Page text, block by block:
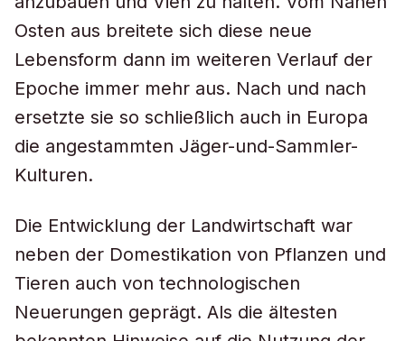
Osten aus breitete sich diese neue
Lebensform dann im weiteren Verlauf der
Epoche immer mehr aus. Nach und nach
ersetzte sie so schließlich auch in Europa
die angestammten Jäger-und-Sammler-
Kulturen.
Die Entwicklung der Landwirtschaft war
neben der Domestikation von Pflanzen und
Tieren auch von technologischen
Neuerungen geprägt. Als die ältesten